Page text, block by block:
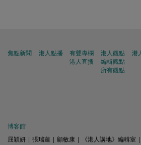
焦點新聞 港人點播
有聲專欄
港人直播
港人觀點
編輯觀點
所有觀點
港
博客館
屈穎妍
張瑞蓮 顧敏康 《港人講地》編輯室